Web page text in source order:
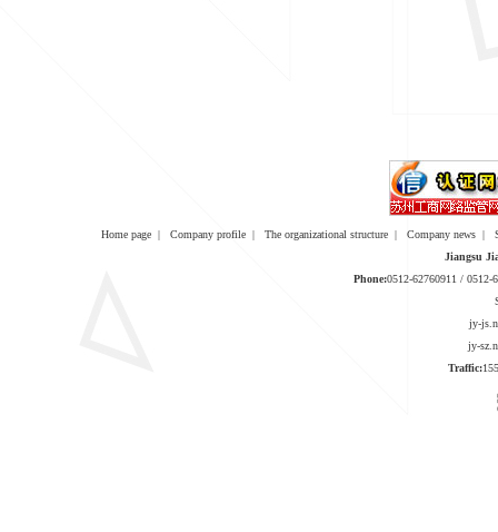
Home page | Company profile | The organizational structure | Company news |
Jiangsu
Phone:0512-62760911 / 0512-
jy-
jy-
Traffic: